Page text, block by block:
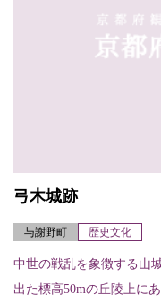
弓木城跡
与謝野町 歴史文化
中世の戦乱を象徴する山
出た標高50mの丘陵上に